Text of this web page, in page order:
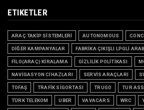
ETIKETLER
ARAÇ TAKİP SİSTEMLERİ AUTONOMOUS
DİĞER KAMPANYALAR FABRİKA ÇIKIŞLI LPGLİ
FİLO(ARAÇ) KİRALAMA GİZLİLİK POLİTİKASI
NAVİGASYON CİHAZLARI SERVİS ARAÇLARI
TOFAŞ TRAFİK SİGORTASI TRUGO TUR
TÜRK TELEKOM UBER VAVACARS WRC